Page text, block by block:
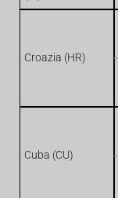
Croazia (HR)
Cuba (CU)